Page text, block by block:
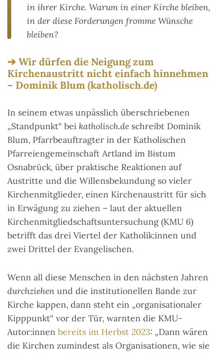
in ihrer Kirche. Warum in einer Kirche bleiben,
in der diese Forderungen fromme Wünsche
bleiben?
Wir dürfen die Neigung zum
Kirchenaustritt nicht einfach hinnehmen
– Dominik Blum (katholisch.de)
In seinem etwas unpässlich überschriebenen
„Standpunkt“ bei katholisch.de schreibt Dominik
Blum, Pfarrbeauftragter in der Katholischen
Pfarreiengemeinschaft Artland im Bistum
Osnabrück, über praktische Reaktionen auf
Austritte und die Willensbekundung so vieler
Kirchenmitglieder, einen Kirchenaustritt für sich
in Erwägung zu ziehen – laut der aktuellen
Kirchenmitgliedschaftsuntersuchung (KMU 6)
betrifft das drei Viertel der Katholik:innen und
zwei Drittel der Evangelischen.
Wenn all diese Menschen in den nächsten Jahren
durchziehen und die institutionellen Bande zur
Kirche kappen, dann steht ein „organisationaler
Kipppunkt“ vor der Tür, warnten die KMU-
Autor:innen bereits im Herbst 2023: „Dann wären
die Kirchen zumindest als Organisationen, wie sie